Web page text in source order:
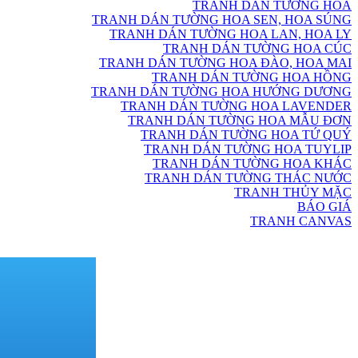
TRANH DÁN TƯỜNG HOA
TRANH DÁN TƯỜNG HOA SEN, HOA SÚNG
TRANH DÁN TƯỜNG HOA LAN, HOA LY
TRANH DÁN TƯỜNG HOA CÚC
TRANH DÁN TƯỜNG HOA ĐÀO, HOA MAI
TRANH DÁN TƯỜNG HOA HỒNG
TRANH DÁN TƯỜNG HOA HƯỚNG DƯƠNG
TRANH DÁN TƯỜNG HOA LAVENDER
TRANH DÁN TƯỜNG HOA MẪU ĐƠN
TRANH DÁN TƯỜNG HOA TỨ QUÝ
TRANH DÁN TƯỜNG HOA TUYLIP
TRANH DÁN TƯỜNG HOA KHÁC
TRANH DÁN TƯỜNG THÁC NƯỚC
TRANH THỦY MẶC
BÁO GIÁ
TRANH CANVAS